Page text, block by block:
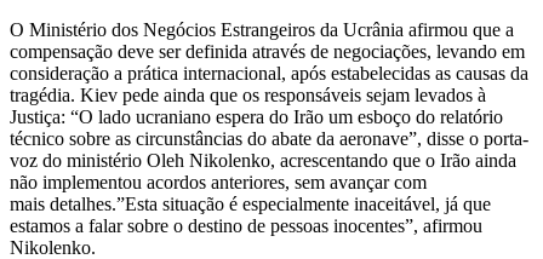
O Ministério dos Negócios Estrangeiros da Ucrânia afirmou que a
compensação deve ser definida através de negociações, levando em
consideração a prática internacional, após estabelecidas as causas da
tragédia. Kiev pede ainda que os responsáveis sejam levados à
Justiça: “O lado ucraniano espera do Irão um esboço do relatório
técnico sobre as circunstâncias do abate da aeronave”, disse o porta-
voz do ministério Oleh Nikolenko, acrescentando que o Irão ainda
não implementou acordos anteriores, sem avançar com
mais detalhes.”Esta situação é especialmente inaceitável, já que
estamos a falar sobre o destino de pessoas inocentes”, afirmou
Nikolenko.